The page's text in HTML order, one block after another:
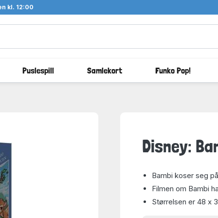
kl. 12:00
Puslespill Samlekort Funko Pop!
Disney:
Bambi koser seg
Filmen om Bambi
Størrelsen er 48 x